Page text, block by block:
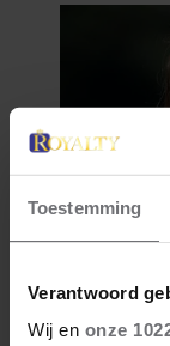
Toestemming
Verantwoord
Wij en onze